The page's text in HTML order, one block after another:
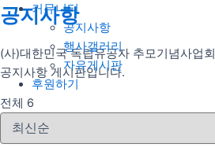
커뮤니티
공지사항
행사갤러리
자유게시판
후원하기
공지사항
(사)대한민국 독립유공자 추모기념사업회
공지사항 게시판입니다.
전체 6